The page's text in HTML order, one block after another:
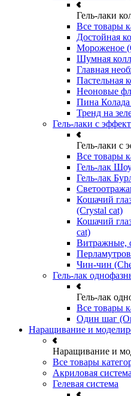
Гель-лаки
Все товары
Достойная
Мороженое
Шумная
Главная
Пастельная
Неоновые
Пина Колада
Тренд на
Гель-лаки с
Гель-лаки с
Все товары
Гель-лак
Гель-лак
Кошачий
(Crystal cat)
Кошачий
cat)
Витражные,
Чин-чин
Гель-лак
Гель-лак
Все товары
Один шаг
Наращивание и
Наращивание и
Все товары
Акриловая система
Гелевая система